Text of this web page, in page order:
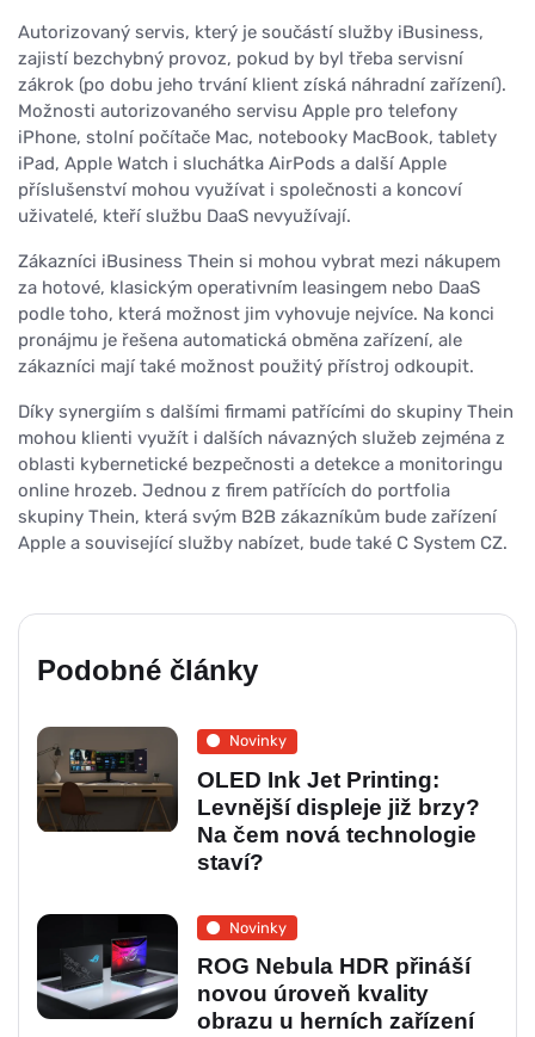
Autorizovaný servis, který je součástí služby iBusiness,
zajistí bezchybný provoz, pokud by byl třeba servisní
zákrok (po dobu jeho trvání klient získá náhradní zařízení).
Možnosti autorizovaného servisu Apple pro telefony
iPhone, stolní počítače Mac, notebooky MacBook, tablety
iPad, Apple Watch i sluchátka AirPods a další Apple
příslušenství mohou využívat i společnosti a koncoví
uživatelé, kteří službu DaaS nevyužívají.
Zákazníci iBusiness Thein si mohou vybrat mezi nákupem
za hotové, klasickým operativním leasingem nebo DaaS
podle toho, která možnost jim vyhovuje nejvíce. Na konci
pronájmu je řešena automatická obměna zařízení, ale
zákazníci mají také možnost použitý přístroj odkoupit.
Díky synergiím s dalšími firmami patřícími do skupiny Thein
mohou klienti využít i dalších návazných služeb zejména z
oblasti kybernetické bezpečnosti a detekce a monitoringu
online hrozeb. Jednou z firem patřících do portfolia
skupiny Thein, která svým B2B zákazníkům bude zařízení
Apple a související služby nabízet, bude také C System CZ.
Podobné články
Novinky
OLED Ink Jet Printing:
Levnější displeje již brzy?
Na čem nová technologie
staví?
Novinky
ROG Nebula HDR přináší
novou úroveň kvality
obrazu u herních zařízení